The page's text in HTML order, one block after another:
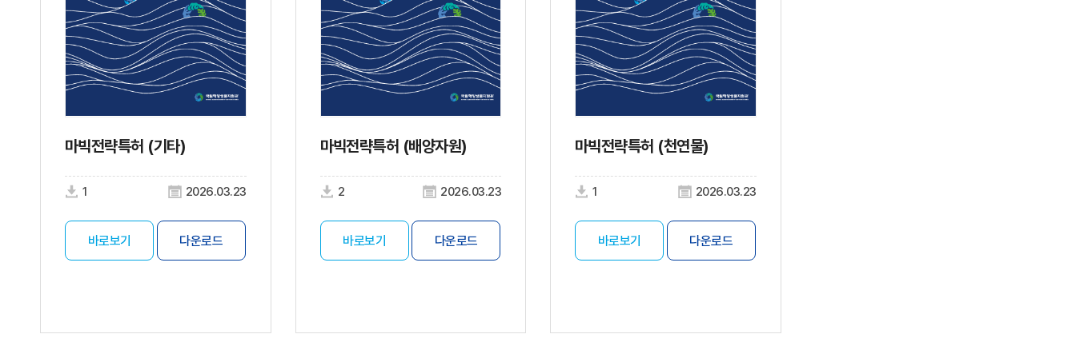
마빅전략특허 (기타)
1 2026.03.23
바로보기 다운로드
마빅전략특허 (배양자원)
2 2026.03.23
바로보기 다운로드
마빅전략특허 (천연물)
1 2026.03.23
바로보기 다운로드